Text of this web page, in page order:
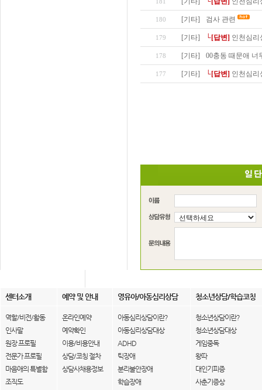
180 [기타] 검사 관련
179 [기타] └[답변] 인천심리
178 [기타] 00충동 때문애 너
177 [기타] └[답변] 인천심리
센터소개 예약 및 안내 영유아/아동심리상담 청소년상담/학습코칭
역할/비전/활동
인사말
원장 프로필
전문가 프로필
마음애의 특별함
조직도
온라인예약
예약확인
이용/비용안내
상담/코칭 절차
상담사채용정보
아동심리상담이란?
아동심리상담대상
ADHD
틱장애
분리불안장애
학습장애
청소년상담이란?
청소년상담대상
게임중독
왕따
대인기피증
사춘기증상